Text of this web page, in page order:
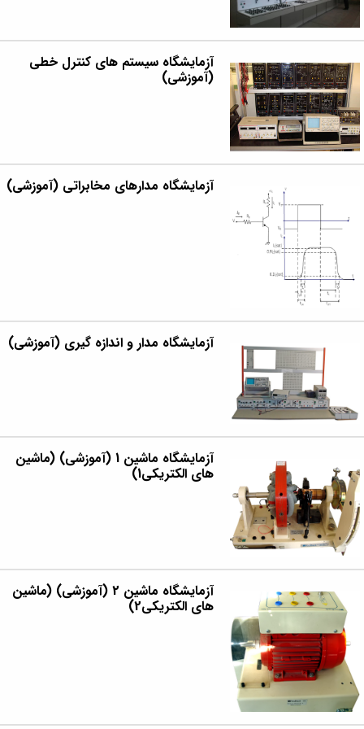
مرتبط
بنیاد
نخبگان
شرکت
های
دانش
بنیان
آئین
نامه ها
نامه
های
پژوهشی
فرم
های
آزمایشگاه سیستم های کنترل خطی
(آموزشی)
آزمایشگاه مدارهای مخابراتی (آموزشی)
آزمایشگاه مدار و اندازه گیری (آموزشی)
آزمایشگاه ماشین 1 (آموزشی) (ماشین
های الکتریکی1)
آزمایشگاه ماشین 2 (آموزشی) (ماشین
های الکتریکی2)